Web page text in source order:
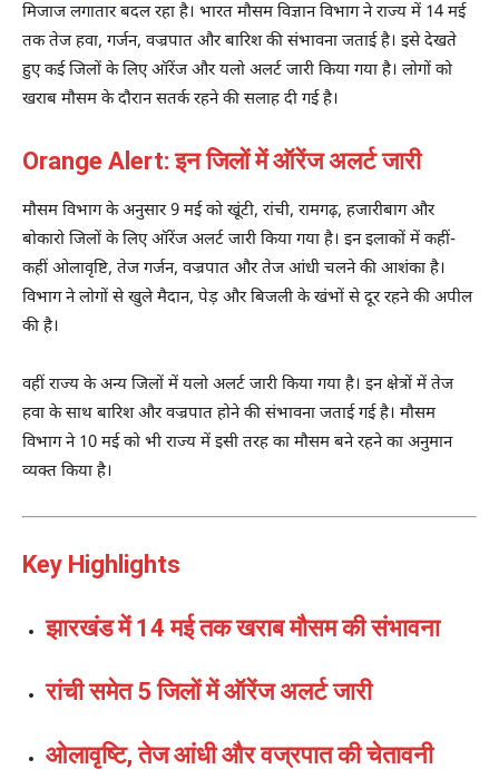
मिजाज लगातार बदल रहा है। भारत मौसम विज्ञान विभाग ने राज्य में 14 मई
तक तेज हवा, गर्जन, वज्रपात और बारिश की संभावना जताई है। इसे देखते
हुए कई जिलों के लिए ऑरेंज और यलो अलर्ट जारी किया गया है। लोगों को
खराब मौसम के दौरान सतर्क रहने की सलाह दी गई है।
Orange Alert: इन जिलों में ऑरेंज अलर्ट जारी
मौसम विभाग के अनुसार 9 मई को खूंटी, रांची, रामगढ़, हजारीबाग और
बोकारो जिलों के लिए ऑरेंज अलर्ट जारी किया गया है। इन इलाकों में कहीं-
कहीं ओलावृष्टि, तेज गर्जन, वज्रपात और तेज आंधी चलने की आशंका है।
विभाग ने लोगों से खुले मैदान, पेड़ और बिजली के खंभों से दूर रहने की अपील
की है।
वहीं राज्य के अन्य जिलों में यलो अलर्ट जारी किया गया है। इन क्षेत्रों में तेज
हवा के साथ बारिश और वज्रपात होने की संभावना जताई गई है। मौसम
विभाग ने 10 मई को भी राज्य में इसी तरह का मौसम बने रहने का अनुमान
व्यक्त किया है।
Key Highlights
झारखंड में 14 मई तक खराब मौसम की संभावना
रांची समेत 5 जिलों में ऑरेंज अलर्ट जारी
ओलावृष्टि, तेज आंधी और वज्रपात की चेतावनी